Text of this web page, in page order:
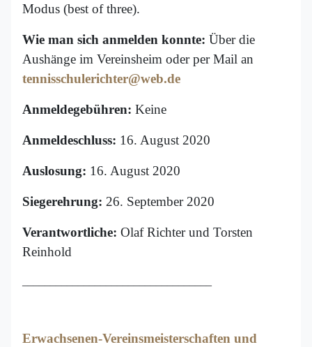
Modus (best of three).
Wie man sich anmelden konnte: Über die
Aushänge im Vereinsheim oder per Mail an
tennisschulerichter@web.de
Anmeldegebühren: Keine
Anmeldeschluss: 16. August 2020
Auslosung: 16. August 2020
Siegerehrung: 26. September 2020
Verantwortliche: Olaf Richter und Torsten
Reinhold
Erwachsenen-Vereinsmeisterschaften und